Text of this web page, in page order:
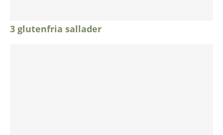
3 glutenfria sallader